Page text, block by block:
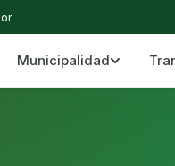
Mera Cantón Mera ·
Municipalidad